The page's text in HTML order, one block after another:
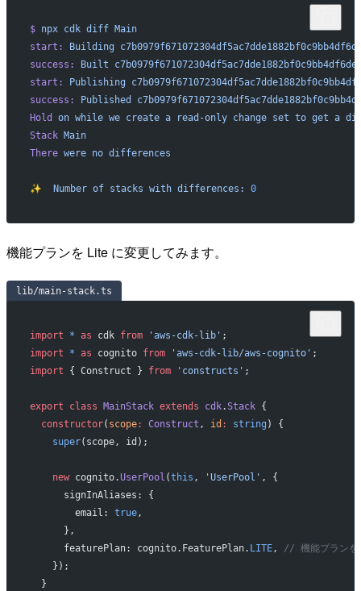
$ npx cdk diff Main
start:
Building
success:
Built
start:
Publishing
success:
Published
Hold
on while we create a read-only change set to get a
Stack Main
There were no differences
✨
  Number
of stacks with differences: 0
機能プランを Lite に変更してみます。
lib/main-stack.ts
import * as cdk from 'aws-cdk-lib' ;
import * as cognito from 'aws-cdk-lib/aws-cognito' ;
import { Construct } from 'constructs' ;
export class MainStack extends cdk.Stack {
  constructor
( scope: Construct , id : string ) {
    super
(scope, id);
    new
cognito.UserPool (this , 'UserPool' , {
      signInAliases: {
        email:
true,
      },
      featurePlan: cognito.FeaturePlan.
LITE, // 機能プラン
    });
  }